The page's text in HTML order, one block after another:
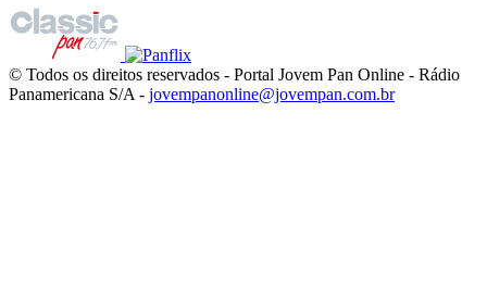
© Todos os direitos reservados - Portal Jovem Pan Online - Rádio
Panamericana S/A - jovempanonline@jovempan.com.br